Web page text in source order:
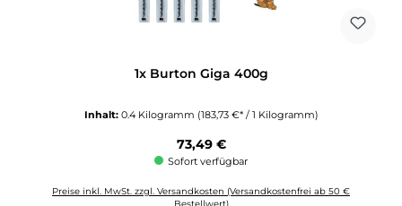
1x Burton Giga 400g
Inhalt: 0.4 Kilogramm (183,73 €* / 1 Kilogramm)
Regulärer Preis:
73,49 €
Sofort verfügbar
Preise inkl. MwSt. zzgl. Versandkosten (Versandkostenfrei ab 50 €
Bestellwert)